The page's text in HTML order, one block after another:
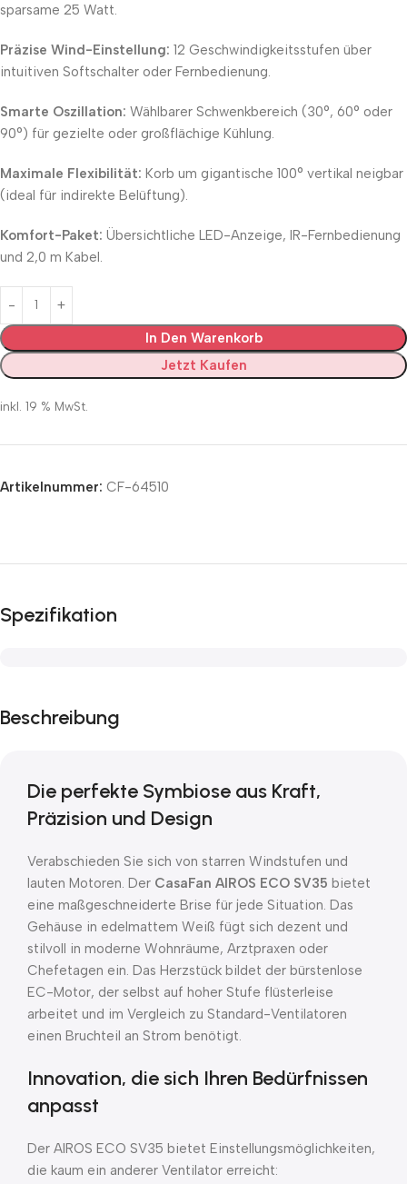
sparsame 25 Watt.
Präzise Wind-Einstellung: 12 Geschwindigkeitsstufen über
intuitiven Softschalter oder Fernbedienung.
Smarte Oszillation: Wählbarer Schwenkbereich (30°, 60° oder
90°) für gezielte oder großflächige Kühlung.
Maximale Flexibilität: Korb um gigantische 100° vertikal neigbar
(ideal für indirekte Belüftung).
Komfort-Paket: Übersichtliche LED-Anzeige, IR-Fernbedienung
und 2,0 m Kabel.
In Den Warenkorb
Jetzt Kaufen
inkl. 19 % MwSt.
Artikelnummer: CF-64510
Spezifikation
Beschreibung
Die perfekte Symbiose aus Kraft,
Präzision und Design
Verabschieden Sie sich von starren Windstufen und
lauten Motoren. Der CasaFan AIROS ECO SV35 bietet
eine maßgeschneiderte Brise für jede Situation. Das
Gehäuse in edelmattem Weiß fügt sich dezent und
stilvoll in moderne Wohnräume, Arztpraxen oder
Chefetagen ein. Das Herzstück bildet der bürstenlose
EC-Motor, der selbst auf hoher Stufe flüsterleise
arbeitet und im Vergleich zu Standard-Ventilatoren
einen Bruchteil an Strom benötigt.
Innovation, die sich Ihren Bedürfnissen
anpasst
Der AIROS ECO SV35 bietet Einstellungsmöglichkeiten,
die kaum ein anderer Ventilator erreicht: